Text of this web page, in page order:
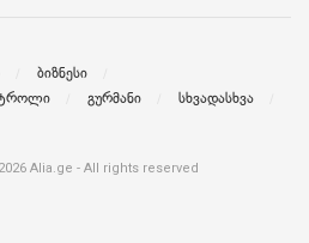
ბიზნესი
გურმანი
სხვადასხვა
Alia.ge - All rights reserved